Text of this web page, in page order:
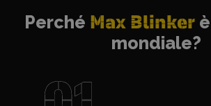
Perché Max Blinker
mondiale?